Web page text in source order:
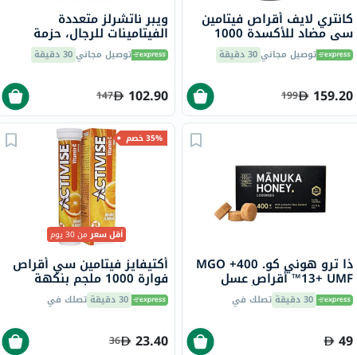
كانتري لايف أقراص فيتامين
سي مضاد للأكسدة 1000
ملجم مع ثمر الورد لدعم
المناعة، حزمة من 90
توصيل مجاني30 دقيقة
159.20
199
ويبر ناتشرلز متعددة
الفيتامينات للرجال، حزمة
كبسولات من 60 كبسولة
توصيل مجاني30 دقيقة
102.90
147
ذا ترو هوني كو. 400+ MGO
13+ UMF™ أقراص عسل
مانوكا 2.8 جرام 8 أقراص30 دقيقة تصلك في
49
35% خصم
أقل سعرمن 30 يوم
أكتيفايز فيتامين سي أقراص
فوارة 1000 ملجم بنكهة
البرتقال حزمة من 20
30 دقيقة تصلك في
23.40
36